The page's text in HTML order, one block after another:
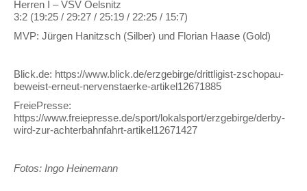
Herren I – VSV Oelsnitz
3:2 (19:25 / 29:27 / 25:19 / 22:25 / 15:7)
MVP: Jürgen Hanitzsch (Silber) und Florian Haase (Gold)
Blick.de: https://www.blick.de/erzgebirge/drittligist-zschopau-
beweist-erneut-nervenstaerke-artikel12671885
FreiePresse:
https://www.freiepresse.de/sport/lokalsport/erzgebirge/derby-
wird-zur-achterbahnfahrt-artikel12671427
Fotos: Ingo Heinemann